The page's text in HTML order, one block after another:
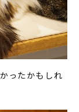
ったかもしれ